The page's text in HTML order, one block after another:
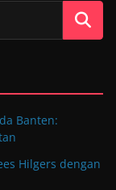
Banten:
Hilgers dengan